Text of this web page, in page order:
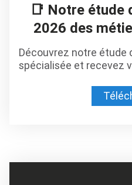
📑 Notre étude
2026 des
Découvrez notre étude
spécialisée et recevez